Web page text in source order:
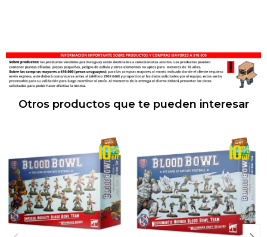
Otros productos que te pueden interesar